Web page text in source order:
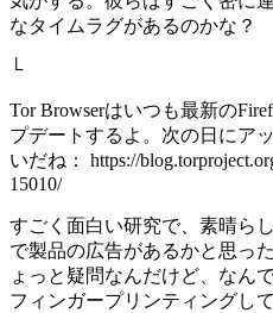
なタイムラグがあるのかな？
└
Tor Browserはいつも最新の
プデートするよ。次の日にア
いだね： https://
15010/
すごく面白い研究で、素晴ら
で製品の広告があるかと思っ
ょっと疑問なんだけど、なん
フィンガープリンティングし